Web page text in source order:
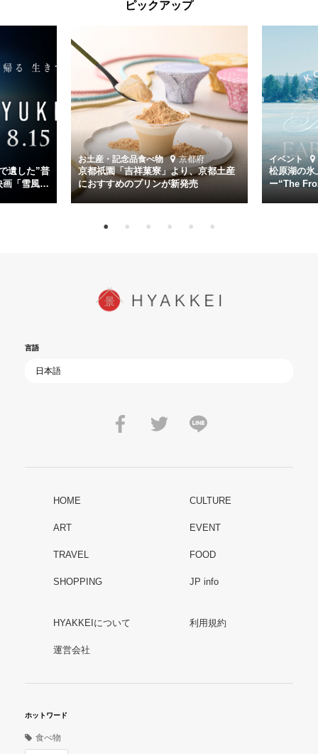
くの仲間の命を救い帰還させ、戦後まで生き抜き「幸運艦」と呼ばれ
主演は「雪風」の艦長・寺澤一利を演じる竹野内豊。先任伍長・早瀬
幸平を玉木宏が演じるほか、奥平大兼、田中麗奈、石丸幹二、益岡徹
など実力派俳優が共演。そして戦艦大和と運命を共にした帝国海軍・
第二艦隊司令長官、伊藤整一を中井貴一が圧倒的な存在感で演じ切
る。
時代が再び、分断と暴力に揺れる現代。本作は「同じ過ちを繰り返す
道を歩んではいないか」と、彼らが命をかけて守りたいと願っ
た”今”を生きる私達に問いかける。戦後80年、戦争の記憶が薄れゆく
今だからこそ、尊い平和の価値を未来に繋ぐ作品『雪風 YUKIKAZE』
を多くの方にご覧いただきたい。
ピックアップ
遺した”普
画「雪風
お土産・記念品食べ物 京都府
京都祇園「吉祥菓寮」より、京都土産
におすすめのプリンが新発売
イベント
松原湖の氷
ー“The
言語
HOME CULTURE
ART EVENT
TRAVEL FOOD
SHOPPING JP info
HYAKKEIについて 利用規約
運営会社
ホットワード
食べ物